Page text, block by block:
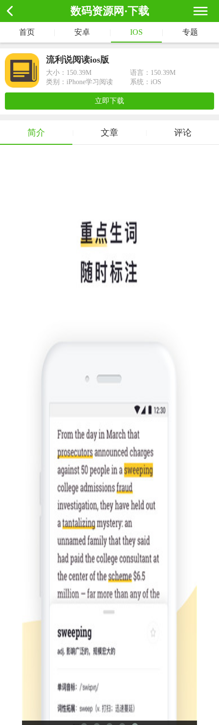
数码资源网·下载
首页 安卓 IOS 专题
流利说阅读ios版
大小： 150.39M
语言：150.39M
类别：iPhone学习阅读
系统：iOS
立即下载
简介 文章 评论